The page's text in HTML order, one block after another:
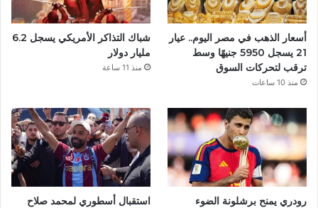
أسعار الذهب في مصر اليوم.. عيار
21 يسجل 5950 جنيهًا وسط
ترقب لتحركات السوق
منذ 10 ساعات
شباك التذاكر الأمريكي يسجل 6.2
مليار دولار
منذ 11 ساعة
رودري يمنح برشلونة الضوء
استقبال أسطوري لمحمد صلاح